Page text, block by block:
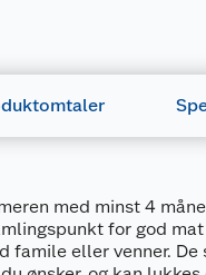
med minst 4
for god
famile eller venner.